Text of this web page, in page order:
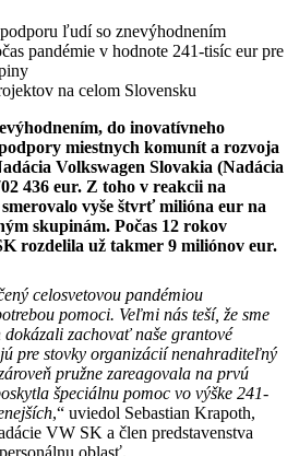
ľudí so znevýhodnením
pandémie v hodnote 241-tisíc eur pre
na celom Slovensku
do inovatívneho
miestnych komunít a rozvoja
Volkswagen Slovakia (Nadácia
436 eur. Z toho v reakcii na
vyše štvrť milióna eur na
skupinám. Počas 12 rokov
rozdelila už takmer 9 miliónov eur.
celosvetovou pandémiou
pomoci. Veľmi nás teší, že sme
zachovať naše grantové
pre stovky organizácií nenahraditeľný
pružne zareagovala na prvú
špeciálnu pomoc vo výške 241-
,“ uviedol Sebastian Krapoth,
VW SK a člen predstavenstva